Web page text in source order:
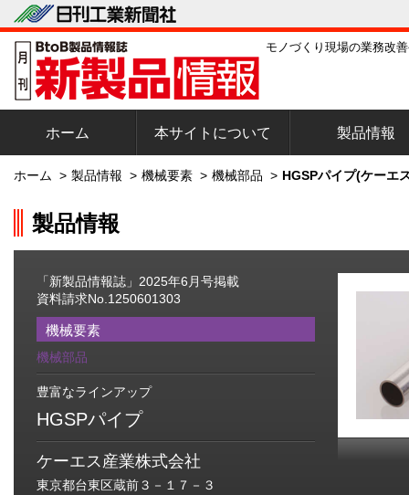
モノづくり現場の業務改
ホーム 本サイトについて 製品情報
ホーム > 製品情報 > 機械要素 > 機械部品 > HGSPパイプ(ケーエ
製品情報
「新製品情報誌」2025年6月号掲載
資料請求No.1250601303
機械要素
機械部品
豊富なラインアップ
HGSPパイプ
ケーエス産業株式会社
東京都台東区蔵前３－１７－３